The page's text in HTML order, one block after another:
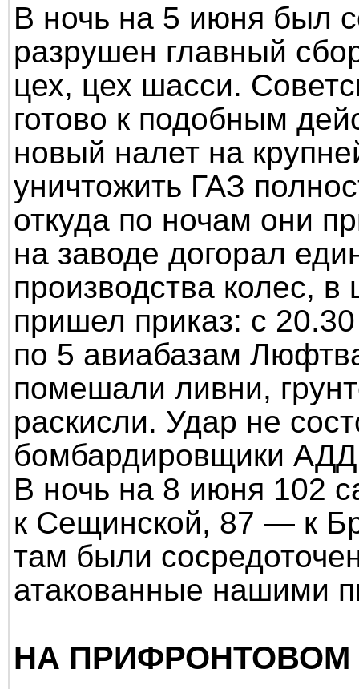
В ночь на 5 июня был
разрушен главный
цех, цех шасси.
готово к подобным
новый налет на
уничтожить ГАЗ
откуда по ночам они
на заводе догорал
производства колес,
пришел приказ: с
по 5 авиабазам
помешали ливни,
раскисли. Удар не
бомбардировщики АДД
В ночь на 8 июня 102
к Сещинской, 87 — к
там были
атакованные нашими
НА